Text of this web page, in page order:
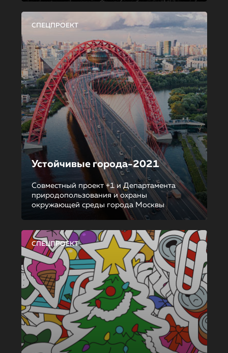
СПЕЦПРОЕКТ
Устойчивые города-2021
Совместный проект +1 и Департамента
природопользования и охраны
окружающей среды города Москвы
СПЕЦПРОЕКТ